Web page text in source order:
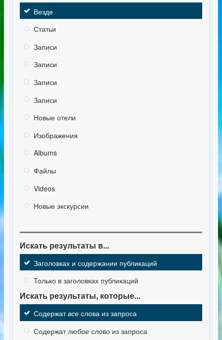
Везде
Статьи
Записи
Записи
Записи
Записи
Новые отели
Изображения
Albums
Файлы
Videos
Новые экскурсии
Искать результаты в...
Заголовках и содержании публикаций
Только в заголовках публикаций
Искать результаты, которые...
Содержатвсе слова из запроса
Содержатлюбое слово из запроса